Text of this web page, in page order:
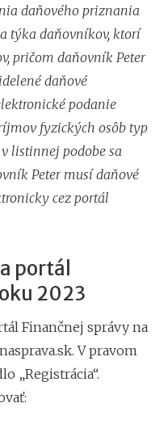
daňového priznania
týka daňovníkov, ktorí
pričom daňovník Peter
daňové
podanie
fyzických osôb typ
listinnej podobe sa
Peter musí daňové
cez portál
portál
2023
Finančnej správy na
V pravom
„Registrácia“.